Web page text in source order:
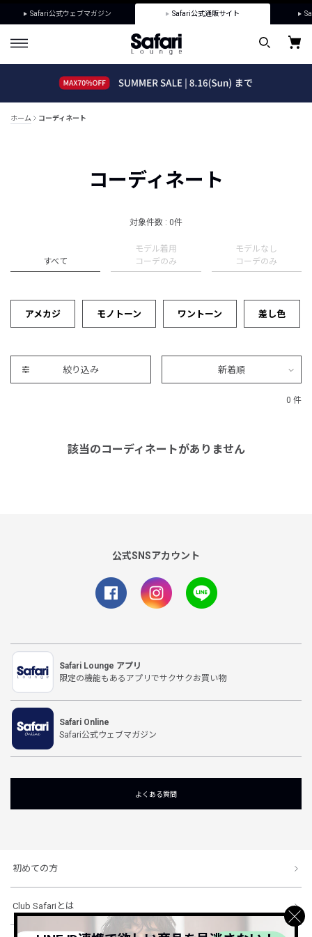
Safari公式ウェブマガジン Safari公式通販サイト
ホーム コーディネート
コーディネート
対象件数 : 0件
すべて
モデル着用
コーデのみ
モデルなし
コーデのみ
アメカジ モノトーン ワントーン 差し色
絞り込み 新着順
0 件
該当のコーディネートがありません
公式SNSアカウント
Safari Lounge アプリ
限定の機能もあるアプリでサクサクお買い物
Safari Online
Safari公式ウェブマガジン
よくある質問
初めての方
Club Safariとは